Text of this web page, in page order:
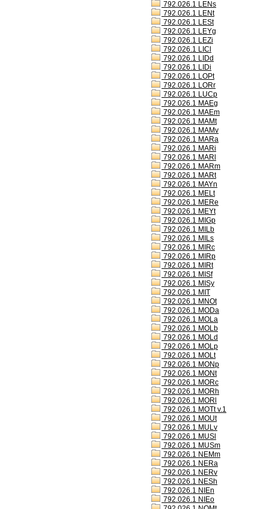
792.026.1 LENs
792.026.1 LENt
792.026.1 LESt
792.026.1 LEYg
792.026.1 LEZi
792.026.1 LICl
792.026.1 LIDd
792.026.1 LIDi
792.026.1 LOPt
792.026.1 LORr
792.026.1 LUCp
792.026.1 MAEg
792.026.1 MAEm
792.026.1 MAMt
792.026.1 MAMv
792.026.1 MARa
792.026.1 MARi
792.026.1 MARl
792.026.1 MARm
792.026.1 MARt
792.026.1 MAYn
792.026.1 MELt
792.026.1 MERe
792.026.1 MEYt
792.026.1 MIGp
792.026.1 MILb
792.026.1 MILs
792.026.1 MIRc
792.026.1 MIRp
792.026.1 MIRt
792.026.1 MISf
792.026.1 MISy
792.026.1 MIT
792.026.1 MNOt
792.026.1 MODa
792.026.1 MOLa
792.026.1 MOLb
792.026.1 MOLd
792.026.1 MOLp
792.026.1 MOLt
792.026.1 MONp
792.026.1 MONt
792.026.1 MORc
792.026.1 MORh
792.026.1 MORl
792.026.1 MOTt v.1
792.026.1 MOUt
792.026.1 MULv
792.026.1 MUSl
792.026.1 MUSm
792.026.1 NEMm
792.026.1 NERa
792.026.1 NERv
792.026.1 NESh
792.026.1 NIEn
792.026.1 NIEo